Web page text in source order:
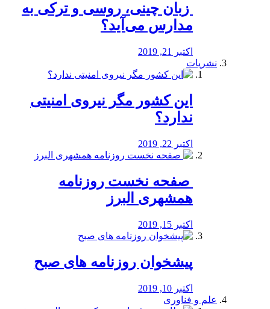
️ زبان چینی، روسی و ترکی به
مدارس می‌آید؟
اکتبر 21, 2019
نشریات
این کشور مگر نیروی امنیتی
ندارد؟
اکتبر 22, 2019
️ صفحه نخست روزنامه‌
همشهری البرز
اکتبر 15, 2019
پیشخوان روزنامه های صبح
اکتبر 10, 2019
علم و فناوری